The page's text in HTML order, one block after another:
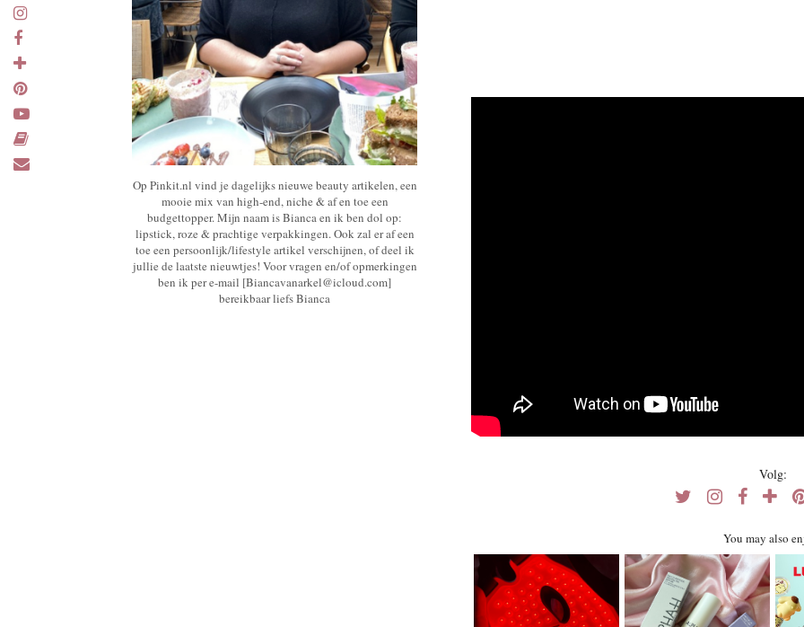
Volg:
You may also
Op Pinkit.nl vind je dagelijks nieuwe beauty artikelen, een
mooie mix van high-end, niche & af en toe een
budgettopper. Mijn naam is Bianca en ik ben dol op:
lipstick, roze & prachtige verpakkingen. Ook zal er af een
toe een persoonlijk/lifestyle artikel verschijnen, of deel ik
jullie de laatste nieuwtjes! Voor vragen en/of opmerkingen
ben ik per e-mail [Biancavanarkel@icloud.com]
bereikbaar liefs Bianca